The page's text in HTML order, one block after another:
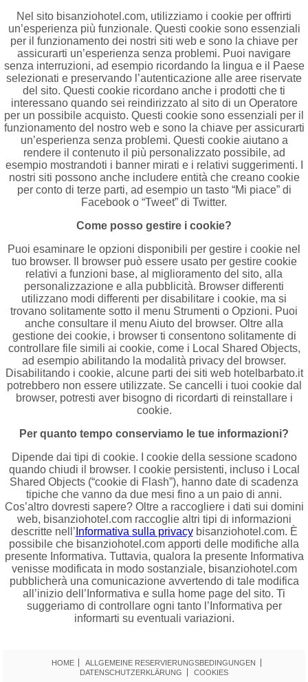
Nel sito bisanziohotel.com, utilizziamo i cookie per offrirti
un’esperienza più funzionale. Questi cookie sono essenziali
per il funzionamento dei nostri siti web e sono la chiave per
assicurarti un’esperienza senza problemi. Puoi navigare
senza interruzioni, ad esempio ricordando la lingua e il Paese
selezionati e preservando l’autenticazione alle aree riservate
del sito. Questi cookie ricordano anche i prodotti che ti
interessano quando sei reindirizzato al sito di un Operatore
per un possibile acquisto. Questi cookie sono essenziali per il
funzionamento del nostro web e sono la chiave per assicurarti
un’esperienza senza problemi. Questi cookie aiutano a
rendere il contenuto il più personalizzato possibile, ad
esempio mostrandoti i banner mirati e i relativi suggerimenti. I
nostri siti possono anche includere entità che creano cookie
per conto di terze parti, ad esempio un tasto “Mi piace” di
Facebook o “Tweet” di Twitter.
Come posso gestire i cookie?
Puoi esaminare le opzioni disponibili per gestire i cookie nel
tuo browser. Il browser può essere usato per gestire cookie
relativi a funzioni base, al miglioramento del sito, alla
personalizzazione e alla pubblicità. Browser differenti
utilizzano modi differenti per disabilitare i cookie, ma si
trovano solitamente sotto il menu Strumenti o Opzioni. Puoi
anche consultare il menu Aiuto del browser. Oltre alla
gestione dei cookie, i browser ti consentono solitamente di
controllare file simili ai cookie, come i Local Shared Objects,
ad esempio abilitando la modalità privacy del browser.
Disabilitando i cookie, alcune parti dei siti web hotelbarbato.it
potrebbero non essere utilizzate. Se cancelli i tuoi cookie dal
browser, potresti aver bisogno di ricordarti di reinstallare i
cookie.
Per quanto tempo conserviamo le tue informazioni?
Dipende dai tipi di cookie. I cookie della sessione scadono
quando chiudi il browser. I cookie persistenti, incluso i Local
Shared Objects (“cookie di Flash”), hanno date di scadenza
tipiche che vanno da due mesi fino a un paio di anni.
Cos’altro dovresti sapere? Oltre a raccogliere i dati sui domini
web, bisanziohotel.com raccoglie altri tipi di informazioni
descritte nell’ Informativa sulla privacybisanziohotel.com. È
possibile che bisanziohotel.com apporti delle modifiche alla
presente Informativa. Tuttavia, qualora la presente Informativa
venisse modificata in modo sostanziale, bisanziohotel.com
pubblicherà una comunicazione avvertendo di tale modifica
all’inizio dell’Informativa e sulla home page del sito. Ti
suggeriamo di controllare ogni tanto l’Informativa per
informarti su eventuali variazioni.
HOME
ALLGEMEINE RESERVIERUNGSBEDINGUNGEN
DATENSCHUTZERKLÄRUNG
COOKIES